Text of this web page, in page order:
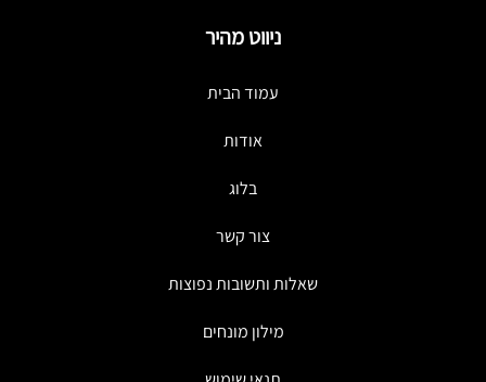
ניווט מהיר
עמוד הבית
אודות
בלוג
צור קשר
שאלות ותשובות נפוצות
מילון מונחים